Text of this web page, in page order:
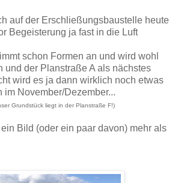
auf der Erschließungsbaustelle heute
Begeisterung ja fast in die Luft
schon Formen an und wird wohl
und der Planstraße A als nächstes
wird es ja dann wirklich noch etwas
im November/Dezember...
Grundstück liegt in der Planstraße F!)
Bild (oder ein paar davon) mehr als